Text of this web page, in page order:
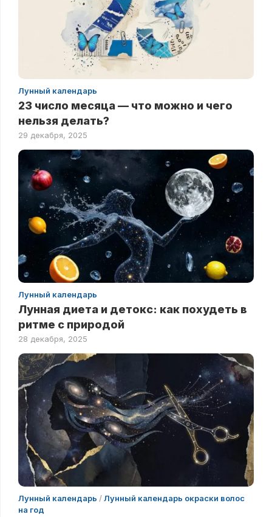
Лунный календарь
23 число месяца — что можно и чего
нельзя делать?
29 декабря, 2025
Лунный календарь
Лунная диета и детокс: как похудеть в
ритме с природой
28 декабря, 2025
Лунный календарь /Лунный календарь окраски волос
на год